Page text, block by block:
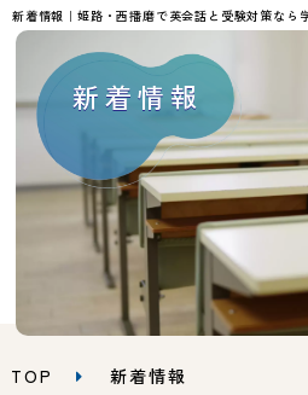
新着情報｜姫路・西播磨で英会話と受験対策なら
新着情報
TOP 新着情報